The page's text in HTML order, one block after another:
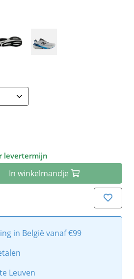
levertermijn
In winkelmandje
in België vanaf €99
Leuven